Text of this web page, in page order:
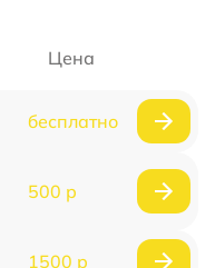
Цена
бесплатно
500 р
1500 р